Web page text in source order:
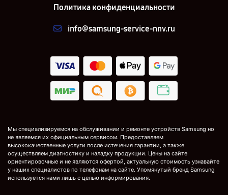
Политика конфиденциальности
info@samsung-service-nnv.ru
Мы специализируемся на обслуживании и ремонте устройств Samsung но
не являемся их официальным сервисом. Предоставляем
высококачественные услуги после истечения гарантии, а также
осуществляем диагностику и наладку продукции. Цены на сайте
ориентировочные и не являются офертой, актуальную стоимость узнавайте
у наших специалистов по телефонам на сайте. Упомянутый бренд Samsung
используется нами лишь с целью информирования.